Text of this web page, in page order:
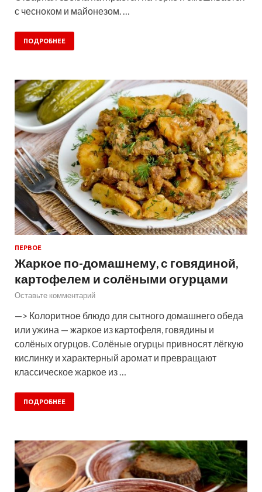
с чесноком и майонезом. …
ПОДРОБНЕЕ
ПЕРВОЕ
Жаркое по-домашнему, с говядиной,
картофелем и солёными огурцами
Оставьте комментарий
—> Колоритное блюдо для сытного домашнего обеда
или ужина — жаркое из картофеля, говядины и
солёных огурцов. Cолёные огурцы привносят лёгкую
кислинку и характерный аромат и превращают
классическое жаркое из …
ПОДРОБНЕЕ